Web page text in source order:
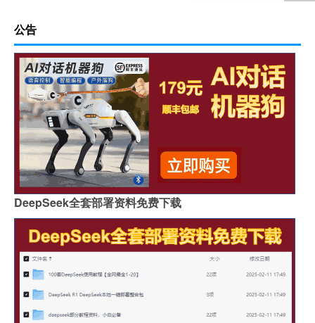
公告
DeepSeek全套部署资料免费下载